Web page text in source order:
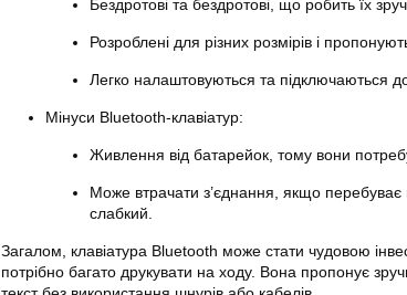
Бездротові та бездротові, що робить їх
Розроблені для різних розмірів і
Легко налаштовуються та підключаються
Мінуси Bluetooth-клавіатур:
Живлення від батарейок, тому вони
Може втрачати з’єднання, якщо
слабкий.
Загалом, клавіатура Bluetooth може стати чудовою
потрібно багато друкувати на ходу. Вона пропонує